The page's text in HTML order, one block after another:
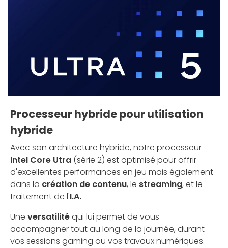
Processeur hybride pour utilisation
hybride
Avec son architecture hybride, notre processeur
Intel Core Utra (série 2) est optimisé pour offrir
d'excellentes performances en jeu mais également
dans la création de contenu, le streaming, et le
traitement de l'I.A.
Une versatilitéqui lui permet de vous
accompagner tout au long de la journée, durant
vos sessions gaming ou vos travaux numériques.